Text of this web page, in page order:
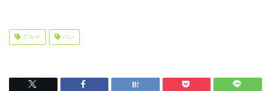
グルメ パン